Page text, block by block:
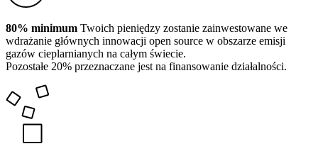
80% minimum Twoich pieniędzy zostanie zainwestowane we
wdrażanie głównych innowacji open source w obszarze emisji
gazów cieplarnianych na całym świecie.
Pozostałe 20% przeznaczane jest na finansowanie działalności.